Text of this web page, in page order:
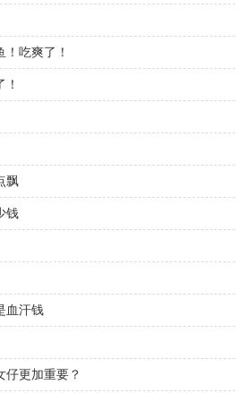
吃爽了！
飘
钱
血汗钱
仔更加重要？